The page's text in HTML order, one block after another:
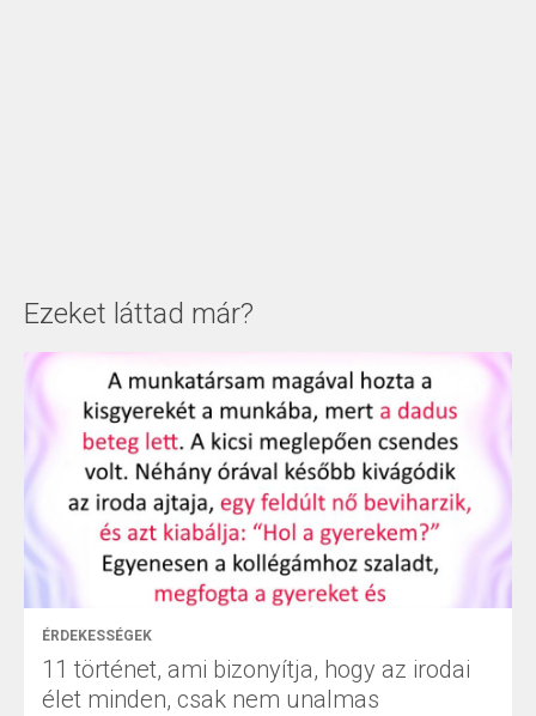
Ezeket láttad már?
ÉRDEKESSÉGEK
11 történet, ami bizonyítja, hogy az irodai
élet minden, csak nem unalmas